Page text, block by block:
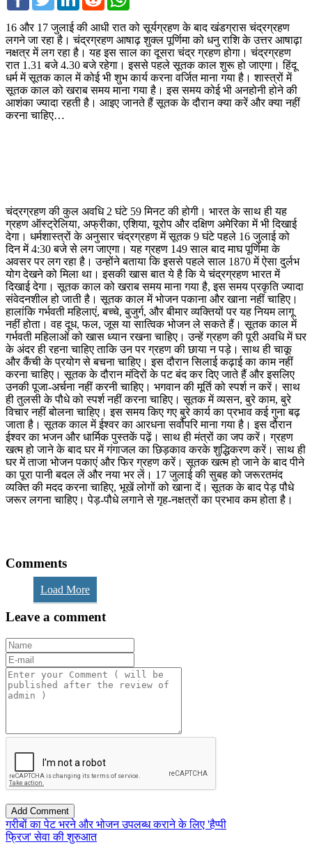
16 और 17 जुलाई की आधी रात को सूर्यग्रहण के बाद खंडग्रास चंद्रग्रहण
लगने जा रहा है। चंद्रग्रहण आषाढ़ शुक्ल पूर्णिमा को धनु राशि के उत्तर आषाढ़ा
नक्षत्र में लग रहा है। यह इस साल का दूसरा चंद्र ग्रहण होगा। चंद्रग्रहण
रात 1.31 बजे 4.30 बजे रहेगा। इससे पहले सूतक काल शुरू हो जाएगा। हिंदू
धर्म में सूतक काल में कोई भी शुभ कार्य करना वर्जित माना गया है। शास्त्रों में
सूतक काल को खराब समय माना गया है। इस समय कोई भी अनहोनी होने की
आशंका ज्यादा रहती है। आइए जानते हैं सूतक के दौरान क्या करें और क्या नहीं
करना चाहिए…
चंद्रग्रहण की कुल अवधि 2 घंटे 59 मिनट की होगी। भारत के साथ ही यह
ग्रहण ऑस्ट्रेलिया, अफ्रीका, एशिया, यूरोप और दक्षिण अमेरिका में भी दिखाई
देगा। धर्मशास्त्रों के अनुसार चंद्रग्रहण में सूतक 9 घंटे पहले 16 जुलाई को
दिन में 4:30 बजे से लग जाएगा। यह ग्रहण 149 साल बाद माघ पूर्णिमा के
अवसर पर लग रहा है। उन्होंने बताया कि इससे पहले साल 1870 में ऐसा दुर्लभ
योग देखने को मिला था। इसकी खास बात ये है कि ये चंद्रग्रहण भारत में
दिखाई देगा। सूतक काल को खराब समय माना गया है, इस समय प्रकृति ज्यादा
संवेदनशील हो जाती है। सूतक काल में भोजन पकाना और खाना नहीं चाहिए।
हालांकि गर्भवती महिलाएं, बच्चे, बुजुर्ग, और बीमार व्यक्तियों पर यह नियम लागू
नहीं होता। वह दूध, फल, जूस या सात्विक भोजन ले सकते हैं। सूतक काल में
गर्भवती महिलाओं को खास ध्यान रखना चाहिए। उन्हें ग्रहण की पूरी अवधि में घर
के अंदर ही रहना चाहिए ताकि उन पर ग्रहण की छाया न पड़े। साथ ही चाकू
और कैंची के प्रयोग से बचना चाहिए। इस दौरान सिलाई कढ़ाई का काम नहीं
करना चाहिए। सूतक के दौरान मंदिरों के पट बंद कर दिए जाते हैं और इसलिए
उनकी पूजा-अर्चना नहीं करनी चाहिए। भगवान की मूर्ति को स्पर्श न करें। साथ
ही तुलसी के पौधे को स्पर्श नहीं करना चाहिए। सूतक में व्यसन, बुरे काम, बुरे
विचार नहीं बोलना चाहिए। इस समय किए गए बुरे कार्य का प्रभाव कई गुना बढ़
जाता है। सूतक काल में ईश्वर का आरधना सर्वोपरि माना गया है। इस दौरान
ईश्वर का भजन और धार्मिक पुस्तकें पढ़ें। साथ ही मंत्रों का जप करें। ग्रहण
खत्म हो जाने के बाद घर में गंगाजल का छिड़काव करके शुद्धिकरण करें। साथ ही
घर में ताजा भोजन पकाएं और फिर ग्रहण करें। सूतक खत्म हो जाने के बाद पीने
का पूरा पानी बदल लें और नया भर लें। 17 जुलाई की सुबह को जरूरतमंद
व्यक्ति की मदद करना चाहिए, भूखें लोगों को खाना दें। सूतक के बाद पेड़ पौधे
जरूर लगना चाहिए। पेड़-पौधे लगाने से गृह-नक्षत्रों का प्रभाव कम होता है।
Comments
Load More
Leave a comment
गरीबों का पेट भरने और भोजन उपलब्ध कराने के लिए 'हैप्पी
फ्रिज' सेवा की शुरुआत